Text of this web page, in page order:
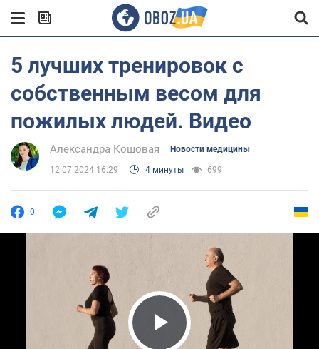
5 лучших тренировок с
собственным весом для
пожилых людей. Видео
Александра Кошовая Новости медицины
12.07.2024 16:29 4 минуты 699
0